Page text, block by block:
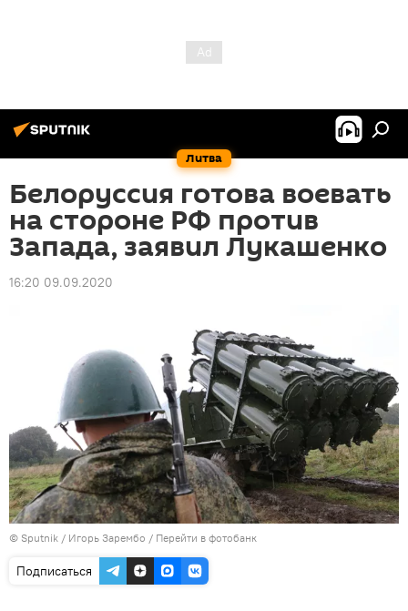
Литва
Белоруссия готова воевать
на стороне РФ против
Запада, заявил Лукашенко
16:20 09.09.2020
© Sputnik / Игорь Зарембо / Перейти в фотобанк
Подписаться